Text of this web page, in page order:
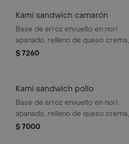
Kami sandwich camarón
Base de arroz envuelto en nori
apanado, relleno de queso crema,
cebollín y camarón.
$ 7260
Kami sandwich pollo
Base de arroz envuelto en nori
apanado, relleno de queso crema,
cebollín y pollo furay
$ 7000